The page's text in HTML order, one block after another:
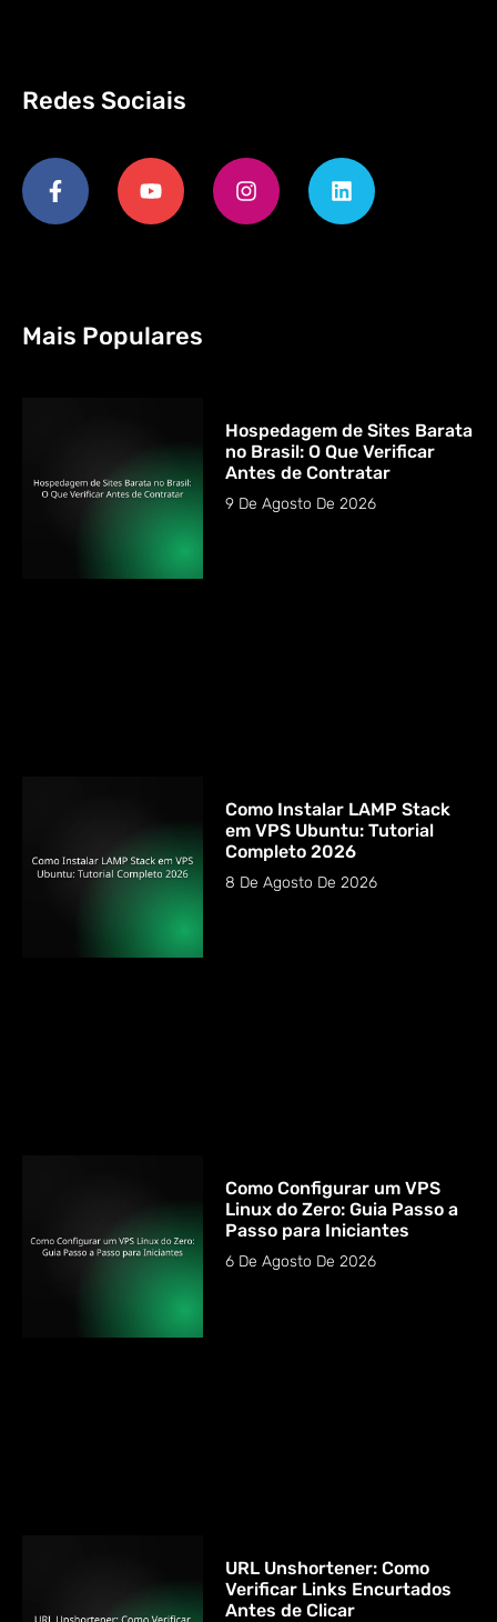
Redes Sociais
Mais Populares
Hospedagem de Sites Barata
no Brasil: O Que Verificar
Antes de Contratar
9 De Agosto De 2026
Como Instalar LAMP Stack
em VPS Ubuntu: Tutorial
Completo 2026
8 De Agosto De 2026
Como Configurar um VPS
Linux do Zero: Guia Passo a
Passo para Iniciantes
6 De Agosto De 2026
URL Unshortener: Como
Verificar Links Encurtados
Antes de Clicar